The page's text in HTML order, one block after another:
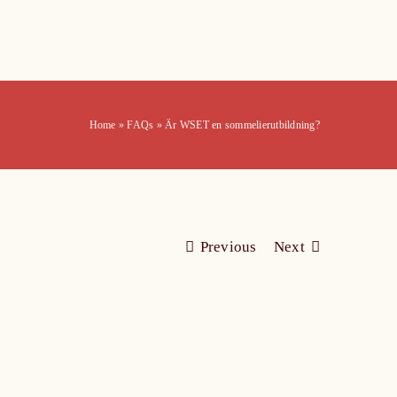
Home »FAQs »Är WSET en sommelierutbildning?
Previous Next